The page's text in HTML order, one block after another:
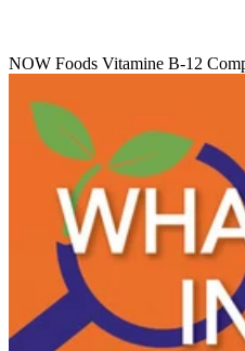
NOW Foods Vitamine B-12